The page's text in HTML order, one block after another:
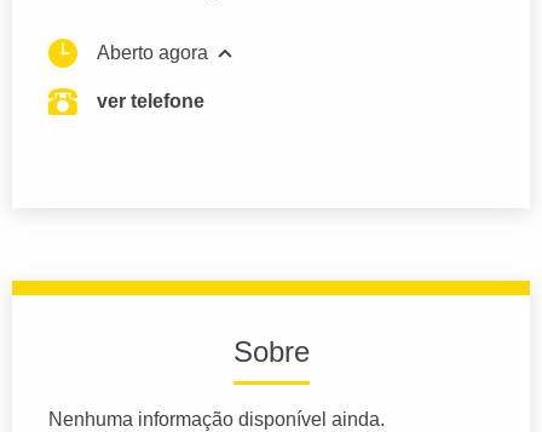
Aberto agora
ver telefone
Sobre
Nenhuma informação disponível ainda.